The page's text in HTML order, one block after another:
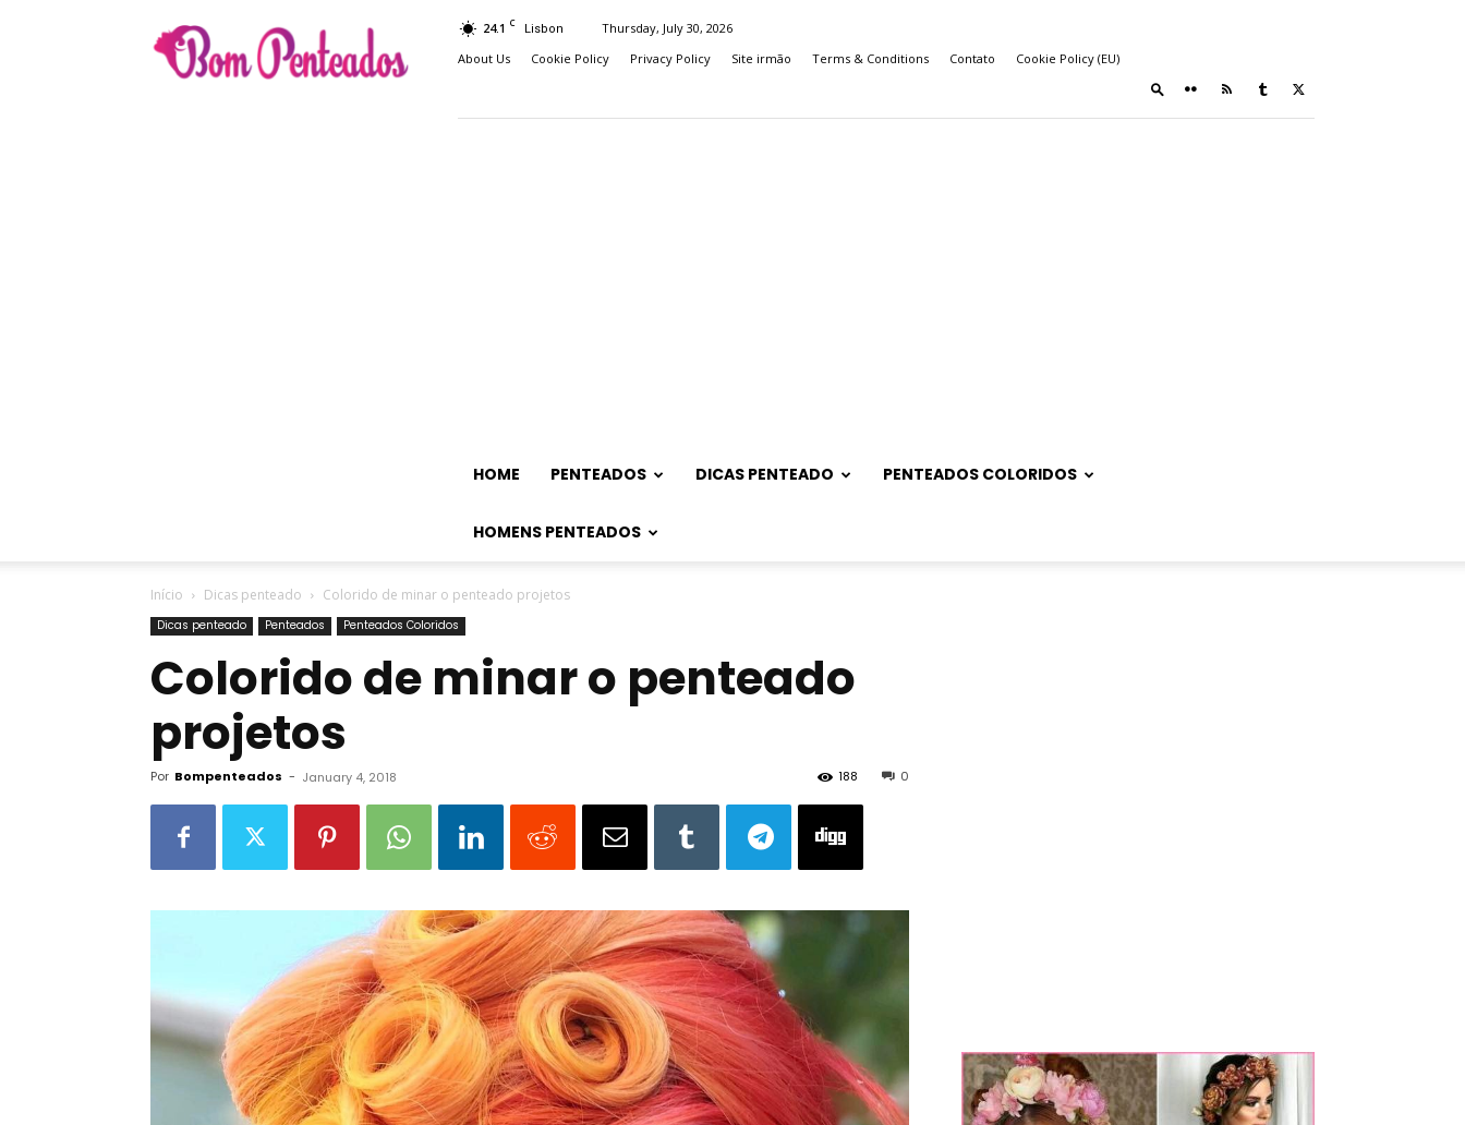
Penteados
24.1 C Lisbon
Thursday, July 30, 2026
About Us
Cookie Policy Privacy Policy Site irmão Terms & Conditions Contato Cookie Policy (EU)
HOME PENTEADOS DICAS PENTEADO PENTEADOS COLORIDOS
HOMENS PENTEADOS
Início Dicas penteado Colorido de minar o penteado projetos
Dicas penteado Penteados Penteados Coloridos
Colorido de minar o penteado
projetos
Por Bompenteados - January 4, 2018 0
188